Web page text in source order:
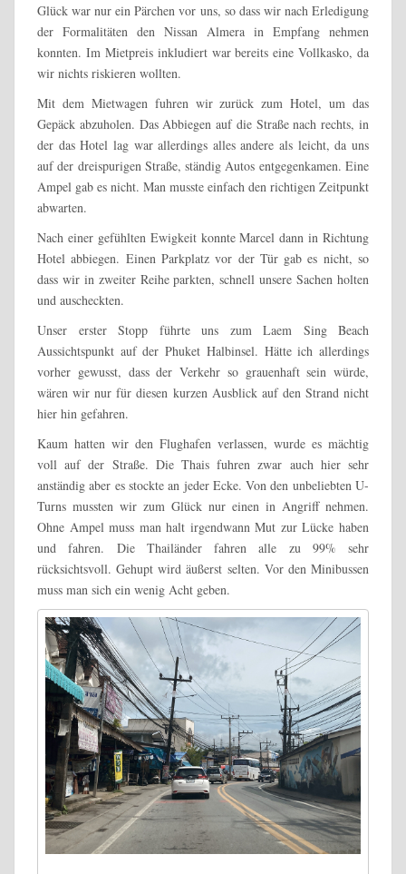
Glück war nur ein Pärchen vor uns, so dass wir nach Erledigung
der Formalitäten den Nissan Almera in Empfang nehmen
konnten. Im Mietpreis inkludiert war bereits eine Vollkasko, da
wir nichts riskieren wollten.
Mit dem Mietwagen fuhren wir zurück zum Hotel, um das
Gepäck abzuholen. Das Abbiegen auf die Straße nach rechts, in
der das Hotel lag war allerdings alles andere als leicht, da uns
auf der dreispurigen Straße, ständig Autos entgegenkamen. Eine
Ampel gab es nicht. Man musste einfach den richtigen Zeitpunkt
abwarten.
Nach einer gefühlten Ewigkeit konnte Marcel dann in Richtung
Hotel abbiegen. Einen Parkplatz vor der Tür gab es nicht, so
dass wir in zweiter Reihe parkten, schnell unsere Sachen holten
und auscheckten.
Unser erster Stopp führte uns zum Laem Sing Beach
Aussichtspunkt auf der Phuket Halbinsel. Hätte ich allerdings
vorher gewusst, dass der Verkehr so grauenhaft sein würde,
wären wir nur für diesen kurzen Ausblick auf den Strand nicht
hier hin gefahren.
Kaum hatten wir den Flughafen verlassen, wurde es mächtig
voll auf der Straße. Die Thais fuhren zwar auch hier sehr
anständig aber es stockte an jeder Ecke. Von den unbeliebten U-
Turns mussten wir zum Glück nur einen in Angriff nehmen.
Ohne Ampel muss man halt irgendwann Mut zur Lücke haben
und fahren. Die Thailänder fahren alle zu 99% sehr
rücksichtsvoll. Gehupt wird äußerst selten. Vor den Minibussen
muss man sich ein wenig Acht geben.